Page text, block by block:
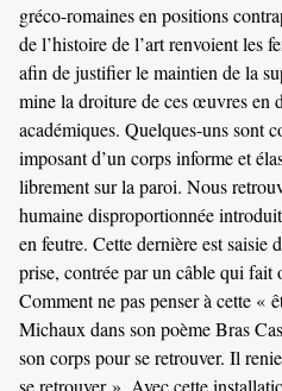
gréco-romaines en positions
de l’histoire de l’art renvoient les
afin de justifier le maintien de la
mine la droiture de ces œuvres en
académiques. Quelques-uns sont
imposant d’un corps informe et
librement sur la paroi. Nous
humaine disproportionnée
en feutre. Cette dernière est saisie
prise, contrée par un câble qui fait
Comment ne pas penser à cette «
Michaux dans son poème Bras
son corps pour se retrouver. Il
se retrouver ». Avec cette